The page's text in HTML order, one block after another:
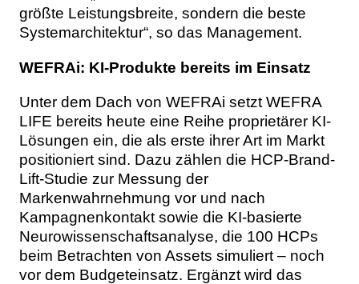
größte Leistungsbreite, sondern die beste
Systemarchitektur“, so das Management.
WEFRAi: KI-Produkte bereits im Einsatz
Unter dem Dach von WEFRAi setzt WEFRA
LIFE bereits heute eine Reihe proprietärer KI-
Lösungen ein, die als erste ihrer Art im Markt
positioniert sind. Dazu zählen die HCP-Brand-
Lift-Studie zur Messung der
Markenwahrnehmung vor und nach
Kampagnenkontakt sowie die KI-basierte
Neurowissenschaftsanalyse, die 100 HCPs
beim Betrachten von Assets simuliert – noch
vor dem Budgeteinsatz. Ergänzt wird das